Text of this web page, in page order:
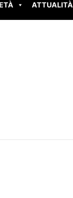
ATTUALITÀ